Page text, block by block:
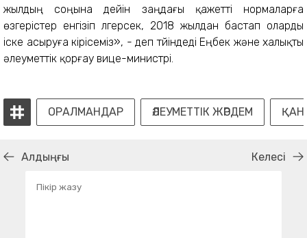
жылдың соңына дейін заңдағы қажетті нормаларға
өзгерістер енгізіп үлгерсек, 2018 жылдан бастап оларды
iске асыруға кiрiсемiз», - деп түйiндедi Еңбек және халықты
әлеуметтік қорғау вице-министрі.
ОРАЛМАНДАР ӘЛЕУМЕТТІК ЖӘРДЕМ
Алдыңғы Келесі